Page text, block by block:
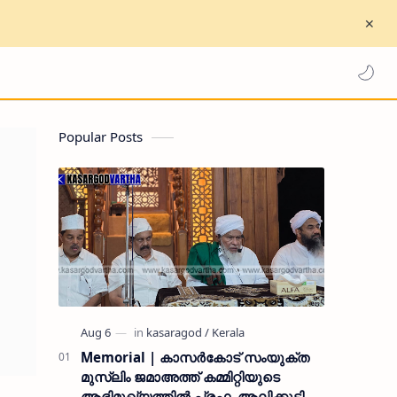
Popular Posts
Memorial | കാസർകോട് സംയുക്ത
മുസ്ലിം ജമാഅത്ത് കമ്മിറ്റിയുടെ